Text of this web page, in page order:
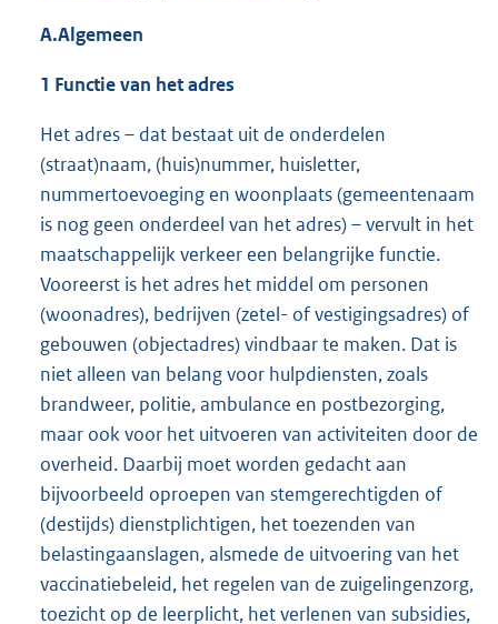
A.Algemeen
1 Functie van het adres
Het adres – dat bestaat uit de onderdelen
(straat)naam, (huis)nummer, huisletter,
nummertoevoeging en woonplaats (gemeentenaam
is nog geen onderdeel van het adres) – vervult in het
maatschappelijk verkeer een belangrijke functie.
Vooreerst is het adres het middel om personen
(woonadres), bedrijven (zetel- of vestigingsadres) of
gebouwen (objectadres) vindbaar te maken. Dat is
niet alleen van belang voor hulpdiensten, zoals
brandweer, politie, ambulance en postbezorging,
maar ook voor het uitvoeren van activiteiten door de
overheid. Daarbij moet worden gedacht aan
bijvoorbeeld oproepen van stemgerechtigden of
(destijds) dienstplichtigen, het toezenden van
belastingaanslagen, alsmede de uitvoering van het
vaccinatiebeleid, het regelen van de zuigelingenzorg,
toezicht op de leerplicht, het verlenen van subsidies,